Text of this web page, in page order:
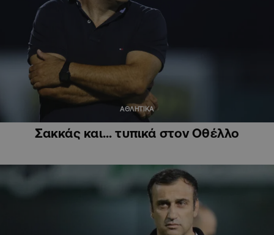
ΑΘΛΗΤΙΚΑ
Σακκάς και… τυπικά στον Οθέλλο